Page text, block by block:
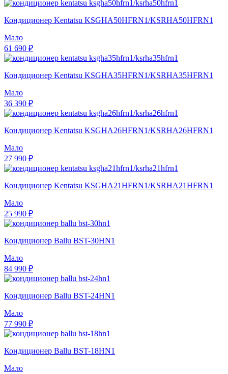
Кондиционер Kentatsu KSGHA50HFRN1/KSRHA50HFRN1
Мало
61 690 ₽
Кондиционер Kentatsu KSGHA35HFRN1/KSRHA35HFRN1
Мало
36 390 ₽
Кондиционер Kentatsu KSGHA26HFRN1/KSRHA26HFRN1
Мало
27 990 ₽
Кондиционер Kentatsu KSGHA21HFRN1/KSRHA21HFRN1
Мало
25 990 ₽
Кондиционер Ballu BST-30HN1
Мало
84 990 ₽
Кондиционер Ballu BST-24HN1
Мало
77 990 ₽
Кондиционер Ballu BST-18HN1
Мало